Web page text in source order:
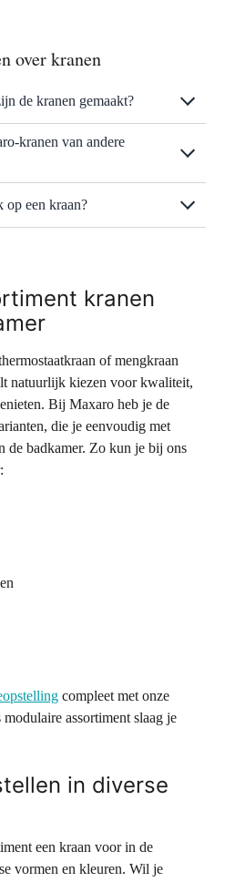
over kranen
de kranen gemaakt?
kranen van andere
op een kraan?
kranen
of mengkraan
natuurlijk kiezen voor kwaliteit,
Bij Maxaro heb je de
die je eenvoudig met
de badkamer. Zo kun je bij ons
compleet met onze
assortiment slaag je
in diverse
een kraan voor in de
vormen en kleuren. Wil je